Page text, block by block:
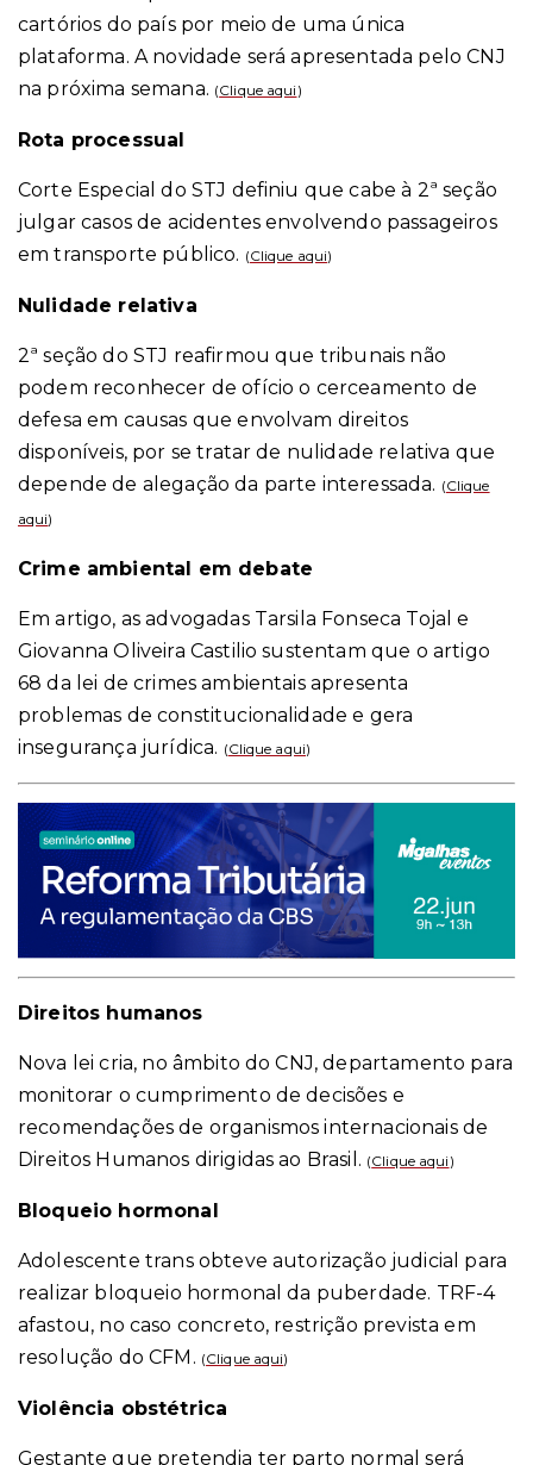
cartórios do país por meio de uma única
plataforma. A novidade será apresentada pelo CNJ
na próxima semana. (Clique aqui )
Rota processual
Corte Especial do STJ definiu que cabe à 2ª seção
julgar casos de acidentes envolvendo passageiros
em transporte público. (Clique aqui)
Nulidade relativa
2ª seção do STJ reafirmou que tribunais não
podem reconhecer de ofício o cerceamento de
defesa em causas que envolvam direitos
disponíveis, por se tratar de nulidade relativa que
depende de alegação da parte interessada. (Clique
aqui)
Crime ambiental em debate
Em artigo, as advogadas Tarsila Fonseca Tojal e
Giovanna Oliveira Castilio sustentam que o artigo
68 da lei de crimes ambientais apresenta
problemas de constitucionalidade e gera
insegurança jurídica. (Clique aqui)
Direitos humanos
Nova lei cria, no âmbito do CNJ, departamento para
monitorar o cumprimento de decisões e
recomendações de organismos internacionais de
Direitos Humanos dirigidas ao Brasil. (Clique aqui )
Bloqueio hormonal
Adolescente trans obteve autorização judicial para
realizar bloqueio hormonal da puberdade. TRF-4
afastou, no caso concreto, restrição prevista em
resolução do CFM. (Clique aqui)
Violência obstétrica
Gestante que pretendia ter parto normal será